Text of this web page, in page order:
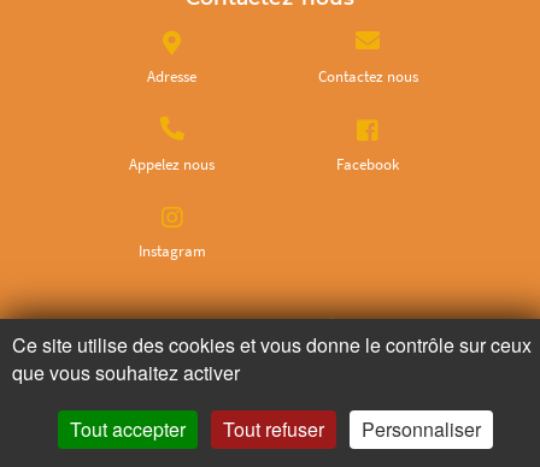
Adresse Contactez nous
Appelez nous Facebook
Instagram
Ne ratez plus rien,
Abonnez-vous à notre newsletter
Ce site utilise des cookies et vous donne le contrôle sur ceux
que vous souhaitez activer
Tout accepter Tout refuser Personnaliser